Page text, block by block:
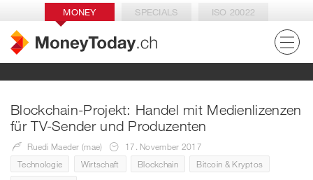
MONEY SPECIALS ISO 20022
Blockchain-Projekt: Handel mit Medienlizenzen
für TV-Sender und Produzenten
Ruedi Maeder (mae)
17. November 2017
Technologie
Wirtschaft Blockchain
Bitcoin & Kryptos